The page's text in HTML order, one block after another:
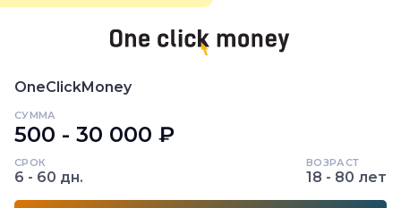
OneClickMoney
СУММА
500 - 30 000 ₽
СРОК
6 - 60 дн.
ВОЗРАСТ
18 - 80 лет